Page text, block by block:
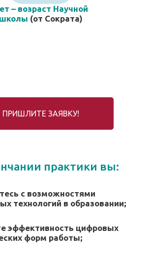
– возраст Научной
школы (от Сократа)
ПРИШЛИТЕ ЗАЯВКУ!
практики вы:
с возможностями
технологий в образовании;
эффективность цифровых
форм работы;